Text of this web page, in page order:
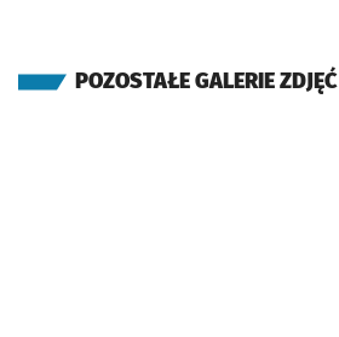
POZOSTAŁE GALERIE ZDJĘĆ